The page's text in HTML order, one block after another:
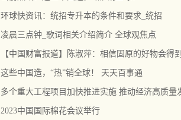
环球快资讯：统招专升本的条件和要求_统招
凌晨三点钟_歌词相关介绍简介 全球观焦点
【中国财富报道】陈淑萍：相信固原的好物会得
这些中国造，“热”销全球！ 天天百事通
多个重大工程项目加快推进实施 推动经济高质量
2023中国国际棉花会议举行